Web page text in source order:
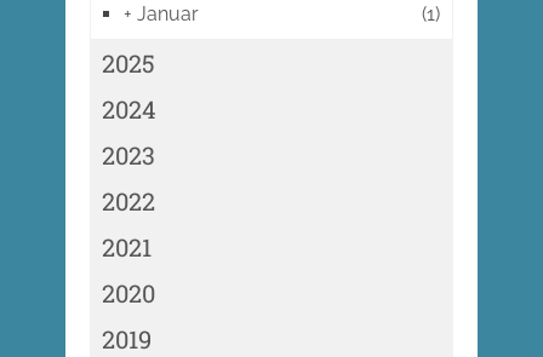
+ Januar (1)
2025
2024
2023
2022
2021
2020
2019